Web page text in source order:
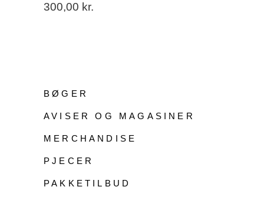
300,00 kr.
BØGER
AVISER OG MAGASINER
MERCHANDISE
PJECER
PAKKETILBUD